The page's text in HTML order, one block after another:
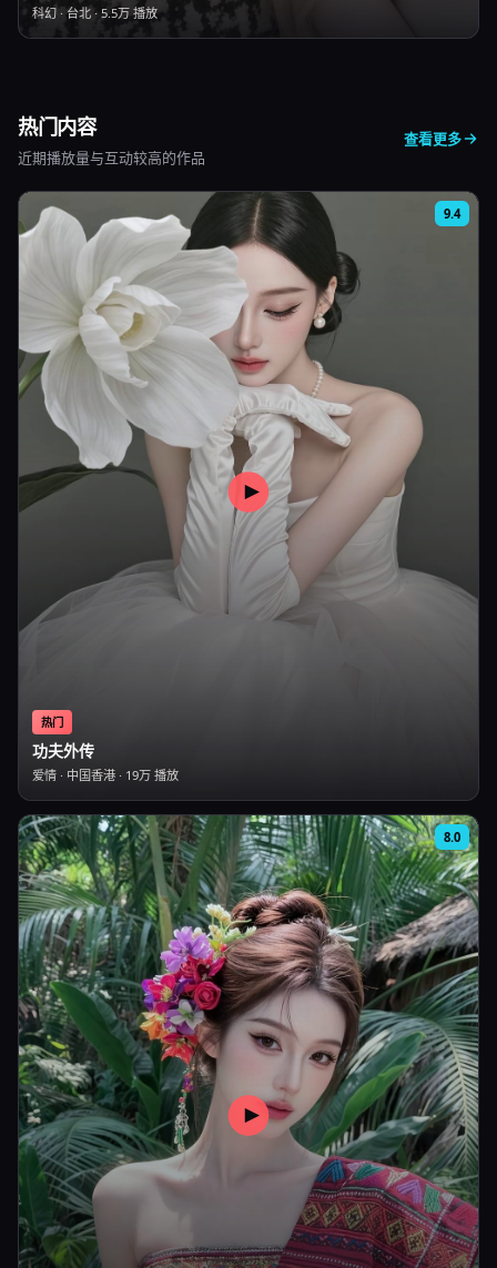
科幻 · 台北· 5.5万 播放
热门内容
近期播放量与互动较高的作品
查看更多
9.4
热门
功夫外传
爱情 · 中国香港 · 19万 播放
8.0